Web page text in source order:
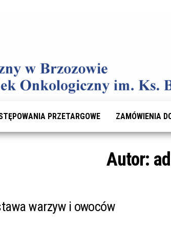
PRZETARGOWE ZAMÓWIENIA
Autor:
warzyw i owoców